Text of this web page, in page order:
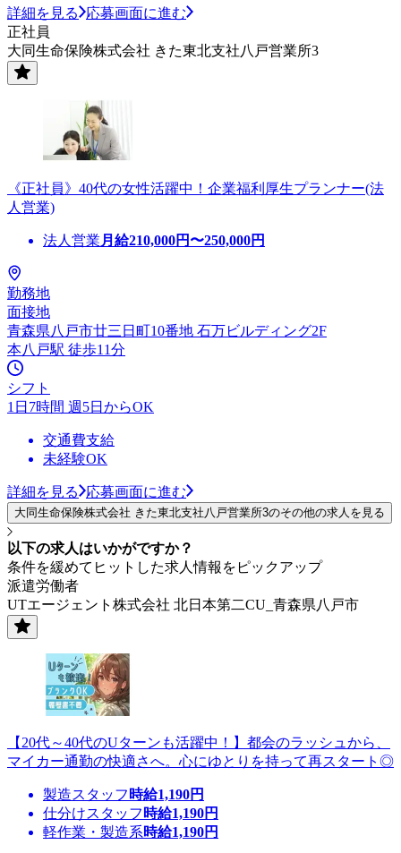
詳細を見る
応募画面に進む
正社員
大同生命保険株式会社 きた東北支社八戸営業所3
《正社員》40代の女性活躍中！企業福利厚生プランナー(法
人営業)
法人営業 月給210,000円〜250,000円
勤務地
面接地
青森県八戸市廿三日町10番地 石万ビルディング2F
本八戸駅 徒歩11分
シフト
1日7時間 週5日からOK
交通費支給
未経験OK
詳細を見る 応募画面に進む
大同生命保険株式会社 きた東北支社八戸営業所3のその他の求人を見る
以下の求人はいかがですか？
条件を緩めてヒットした求人情報をピックアップ
派遣労働者
UTエージェント株式会社 北日本第二CU_青森県八戸市
【20代～40代のUターンも活躍中！】都会のラッシュから、
マイカー通勤の快適さへ。心にゆとりを持って再スタート◎
製造スタッフ 時給1,190円
仕分けスタッフ 時給1,190円
軽作業・製造系時給1,190円